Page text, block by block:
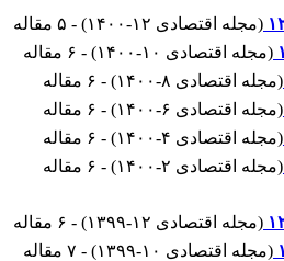
(مجله اقتصادی ۱۲-۱۴۰۰
) - ۵ مقاله
(مجله اقتصادی ۱۰-۱۴۰۰
) - ۶ مقاله
(مجله اقتصادی ۸-۱۴۰۰
) - ۶ مقاله
(مجله اقتصادی ۶-۱۴۰۰
) - ۶ مقاله
(مجله اقتصادی ۴-۱۴۰۰
) - ۶ مقاله
(مجله اقتصادی ۲-۱۴۰۰
) - ۶ مقاله
(مجله اقتصادی ۱۲-۱۳۹۹
) - ۶ مقاله
(مجله اقتصادی ۱۰-۱۳۹۹
) - ۷ مقاله